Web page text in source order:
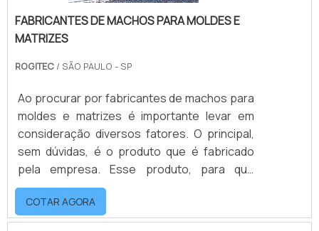
FABRICANTES DE MACHOS PARA MOLDES E
MATRIZES
ROGITEC / SÃO PAULO - SP
Ao procurar por fabricantes de machos para
moldes e matrizes é importante levar em
consideração diversos fatores. O principal,
sem dúvidas, é o produto que é fabricado
pela empresa. Esse produto, para que
funcione plenamente, precisa ser fabricado
com a tecnologia necessária e matéria-prima
de qualidade.Já se tratando da empresa em
COTAR AGORA